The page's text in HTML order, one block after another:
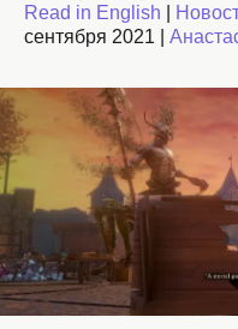
Read in English
сентября 2021